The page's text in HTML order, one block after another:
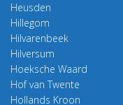
Heusden
Hillegom
Hilvarenbeek
Hilversum
Hoeksche Waard
Hof van Twente
Hollands Kroon